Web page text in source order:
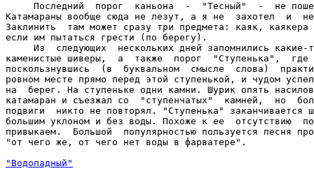
Последний  порог  каньона  -  "Тесный"  -  не
Катамараны вообще сюда не лезут, а я не  захотел  и
Заклинить  там может сразу три предмета: каяк,
если им пытаться грести (по берегу).
Из  следующих  нескольких дней запомнились какие-
каменистые шиверы,  а  также  порог  "Ступенька",
поскользнувшись  (в  буквальном  смысле  слова)
ровном месте прямо перед этой ступенькой, и чудом
на  берег. На ступеньке одни камни. Шурик опять
катамаран и съезжал со  "ступенчатых"  камней,  но
подвиги  никто не повторял. "Ступенька" заканчивается
большим уклоном и без воды. Похоже к ее  отсутствию
привыкаем.  Большой  популярностью пользуется песня
"от чего же, от чего нет воды в фарватере".
"Водопадный"